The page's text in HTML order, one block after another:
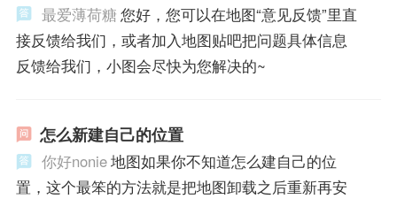
最爱薄荷糖 您好，您可以在地图“意见反馈”里直
接反馈给我们，或者加入地图贴吧把问题具体信息
反馈给我们，小图会尽快为您解决的~
怎么新建自己的位置
你好nonie地图如果你不知道怎么建自己的位
置，这个最笨的方法就是把地图卸载之后重新再安